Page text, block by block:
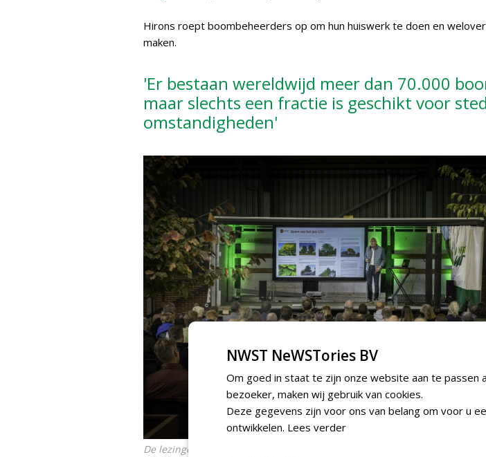
Hirons roept boombeheerders op om hun huiswerk te doen en
maken.
'Er bestaan wereldwijd meer dan 70.000
maar slechts een fractie is geschikt voor
omstandigheden'
De lezingen werden goed bezocht.
NWST NeWSTories BV
Om goed in staat te zijn onze website aan te passen
bezoeker, maken wij gebruik van cookies.
Deze gegevens zijn voor ons van belang om voor u
ontwikkelen. Lees verder